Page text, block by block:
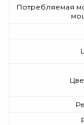
Потребляемая